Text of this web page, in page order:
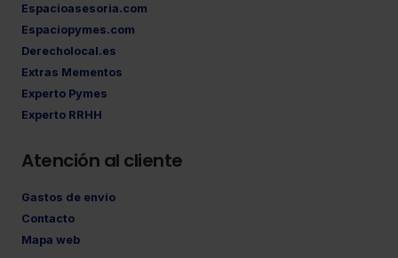
Espacioasesoria.com
Espaciopymes.com
Derecholocal.es
Extras Mementos
Experto Pymes
Experto RRHH
Atención al cliente
Gastos de envío
Contacto
Mapa web